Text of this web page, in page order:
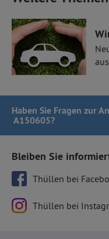
Haben Sie Fragen zur
A150605?
Bleiben Sie
Thüllen bei
Thüllen bei